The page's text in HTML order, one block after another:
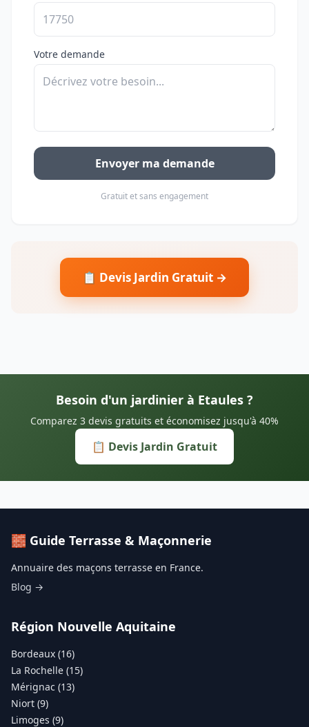
Votre demande
Envoyer ma demande
Gratuit et sans engagement
📋 Devis Jardin Gratuit →
Besoin d'un jardinier à Etaules ?
Comparez 3 devis gratuits et économisez jusqu'à 40%
📋 Devis Jardin Gratuit
🧱 Guide Terrasse & Maçonnerie
Annuaire des maçons terrasse en France.
Blog →
Région Nouvelle Aquitaine
Bordeaux (16)
La Rochelle (15)
Mérignac (13)
Niort (9)
Limoges (9)